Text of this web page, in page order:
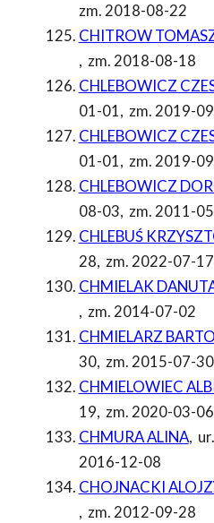
zm. 2018-08-22
CHITROW
, zm. 2018-08-18
CHLEBOWICZ
01-01, zm. 2019-
CHLEBOWICZ
01-01, zm. 2019-
CHLEBOWICZ
08-03, zm. 2011-
CHLEBUŚ
28, zm. 2022-07-17
CHMIELAK
, zm. 2014-07-02
CHMIELARZ
30, zm. 2015-07-30
CHMIELOWIEC
19, zm. 2020-03-06
CHMURA ALINA,
2016-12-08
CHOJNACKI
, zm. 2012-09-28